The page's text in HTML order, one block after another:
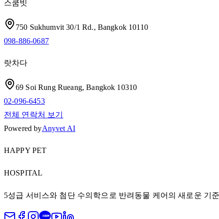
스쿰빗
750 Sukhumvit 30/1 Rd., Bangkok 10110
098-886-0687
랏차다
69 Soi Rung Rueang, Bangkok 10310
02-096-6453
전체 연락처 보기
Powered byAnyvet AI
HAPPY PET
HOSPITAL
5성급 서비스와 첨단 수의학으로 반려동물 케어의 새로운 기